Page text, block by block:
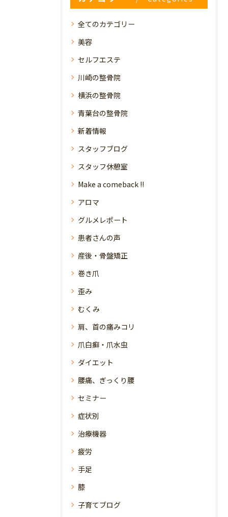
全てのカテゴリー
美容
セルフエステ
川崎の整骨院
横浜の整骨院
青葉台の整骨院
新着情報
スタッフブログ
スタッフ休憩室
Make a comeback !!
アロマ
グルメレポート
患者さんの声
産後・骨盤矯正
巻き爪
歪み
むくみ
肩、首の痛みコリ
爪白癬・爪水虫
ダイエット
腰痛、ぎっくり腰
セミナー
症状別
治療機器
疲労
手足
膝
子育てブログ